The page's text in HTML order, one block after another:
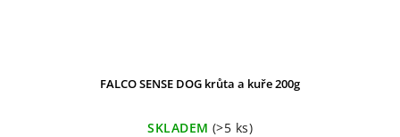
FALCO SENSE DOG krůta a kuře 200g
SKLADEM (>5 ks)